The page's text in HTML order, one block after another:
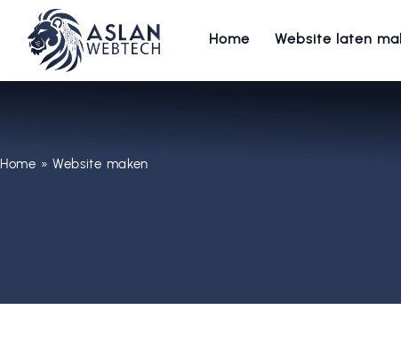
Home Website laten
Home » Website maken